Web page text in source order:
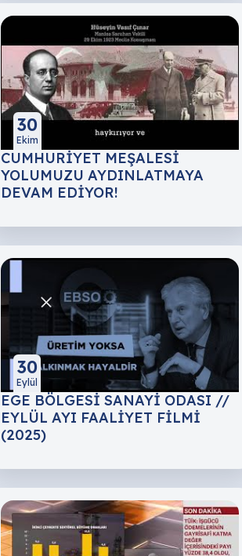
30
Ekim
CUMHURİYET MEŞALESİ
YOLUMUZU AYDINLATMAYA
DEVAM EDİYOR!
30
Eylül
EGE BÖLGESİ SANAYİ ODASI //
EYLÜL AYI FAALİYET FİLMİ
(2025)